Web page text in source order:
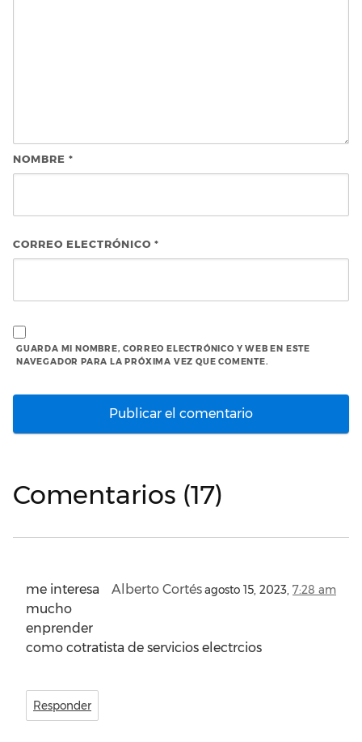
NOMBRE *
CORREO ELECTRÓNICO *
GUARDA MI NOMBRE, CORREO ELECTRÓNICO Y WEB EN ESTE
NAVEGADOR PARA LA PRÓXIMA VEZ QUE COMENTE.
Comentarios (17)
Alberto Cortésagosto 15, 2023, 7:28 am
me interesa
mucho
enprender
como cotratista de servicios electrcios
Responder